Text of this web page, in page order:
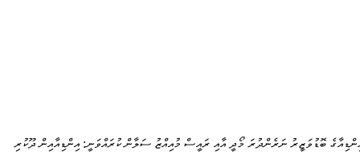
ބޮޑުވަޒީރު ނަރެންދުރަ މޯދީ އާއި ރައީސް މުއިއްޒު ސަލާން ކުރައްވަނީ: އިންޑިއާއިން ދޫކުރި